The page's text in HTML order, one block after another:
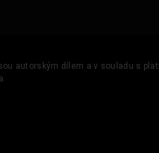
autorským dílem a v souladu s